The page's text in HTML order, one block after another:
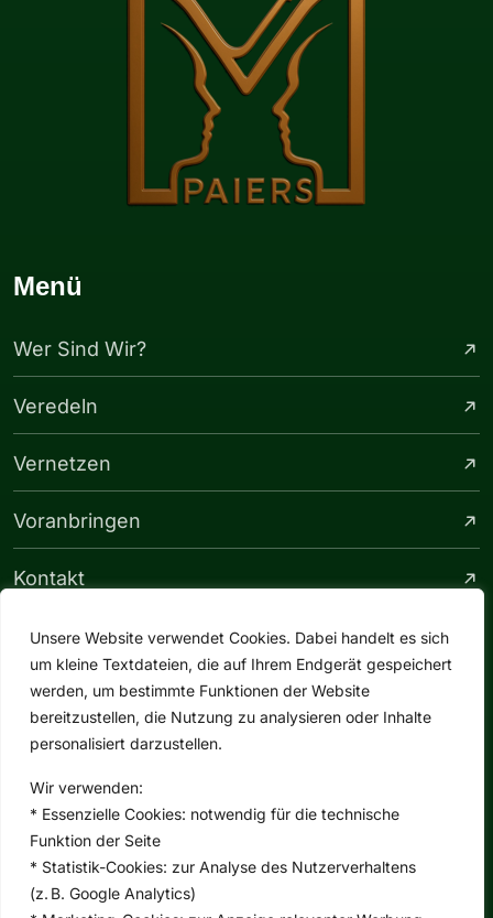
Unsere Website verwendet Cookies. Dabei handelt es sich
um kleine Textdateien, die auf Ihrem Endgerät gespeichert
werden, um bestimmte Funktionen der Website
bereitzustellen, die Nutzung zu analysieren oder Inhalte
personalisiert darzustellen.
Wir verwenden:
* Essenzielle Cookies: notwendig für die technische
Funktion der Seite
* Statistik-Cookies: zur Analyse des Nutzerverhaltens
(z. B. Google Analytics)
Menü
Wer Sind Wir?
Veredeln
Vernetzen
Voranbringen
Kontakt
Hauptsitz
Mittelstraße 11
+49 2173 2003720
Zweigstelle